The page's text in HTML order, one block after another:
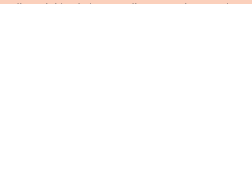
disposición de los estudiantes en la escuela.